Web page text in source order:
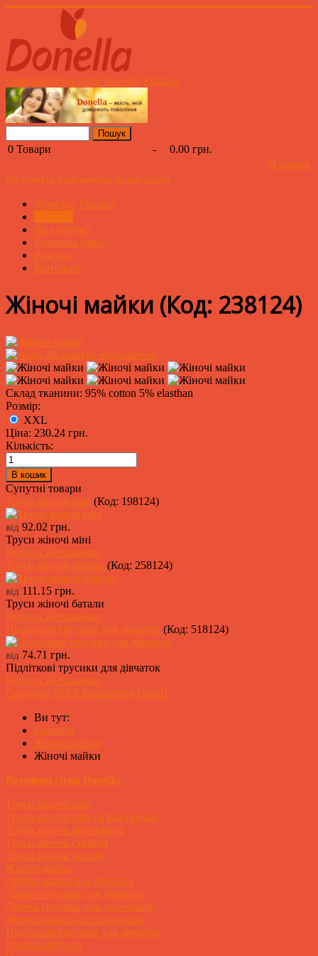
Офіційний магазин Donella Україна
0 Товари -
0.00 грн.
В кошик
Включить/выключить навигацию
Донелла Україна
Як купити?
Розмірна сітка
Відгуки
Контакти
Жіночі майки (Код: 238124)
Збільшити зображення
Склад тканини: 95% cotton 5% elasthan
Розмір:
XXL
Ціна: 230.24 грн.
Кількість:
Супутні товари
Труси жіночі міні (Код: 198124)
від 92.02 грн.
Труси жіночі міні
Купити Детальніше
Труси жіночі батали (Код: 258124)
від 111.15 грн.
Труси жіночі батали
Купити Детальніше
Підліткові трусики для дівчаток (Код: 518124)
від 74.71 грн.
Підліткові трусики для дівчаток
Купити Детальніше
Copyright MAXXmarketing GmbH
Ви тут:
Головна
Жіночі майки
Жіночі майки
Розмірна сітка Donella
Труси жіночі міні
Труси жіночі міні (м'яка гумка)
Труси жіночі бразиліана
Труси жіночі стрінги
Труси жіночі батали
Жіночі майки
Дитячі майки для дівчаток
Дитячі трусики для дівчаток
Дитячі трусики для хлопчиків
Дитячі майки для хлопчиків
Підліткові трусики для дівчаток
Підліткові топи